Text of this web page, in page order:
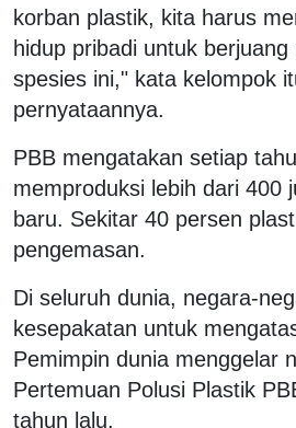
korban plastik, kita harus
hidup pribadi untuk
spesies ini," kata kelompok
pernyataannya.
PBB mengatakan setiap
memproduksi lebih dari 400
baru. Sekitar 40 persen
pengemasan.
Di seluruh dunia, negara-
kesepakatan untuk
Pemimpin dunia menggelar
Pertemuan Polusi Plastik
tahun lalu.